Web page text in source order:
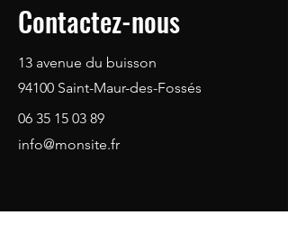
Contactez-nous
13 avenue du buisson
94100 Saint-Maur-des-Fossés
06 35 15 03 89
info@monsite.fr